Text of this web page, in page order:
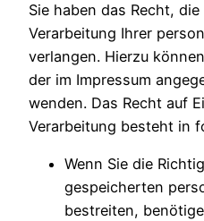
Sie haben das Recht,
Verarbeitung Ihrer
verlangen. Hierzu
der im Impressum
wenden. Das Recht auf
Verarbeitung besteht in
Wenn Sie die
gespeicherten
bestreiten,